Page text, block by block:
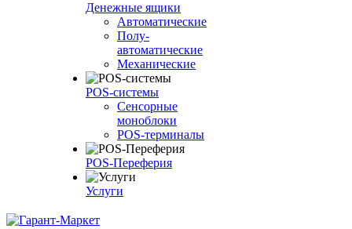
Денежные ящики
Автоматические
Полу-
автоматические
Механические
POS-системы
Сенсорные
моноблоки
POS-терминалы
POS-Переферия
Услуги